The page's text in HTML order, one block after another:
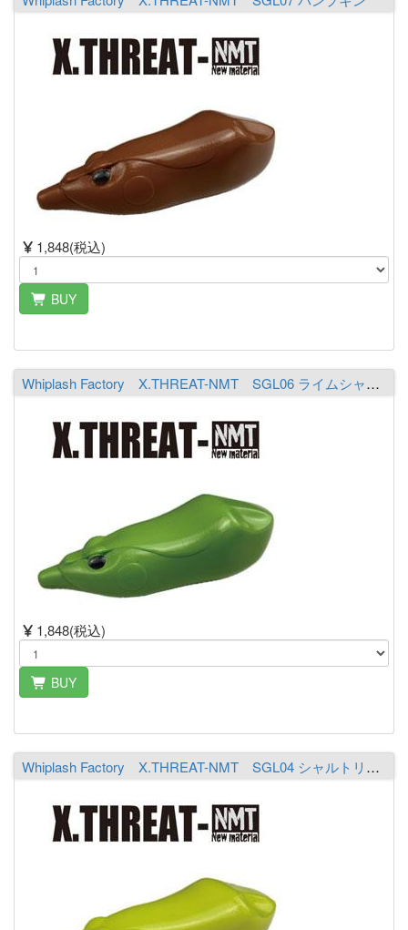
1,848(税込)
BUY
Whiplash Factory X.THREAT-NMT SGL06 ライムシャルト
1,848(税込)
BUY
Whiplash Factory X.THREAT-NMT SGL04 シャルトリューズ